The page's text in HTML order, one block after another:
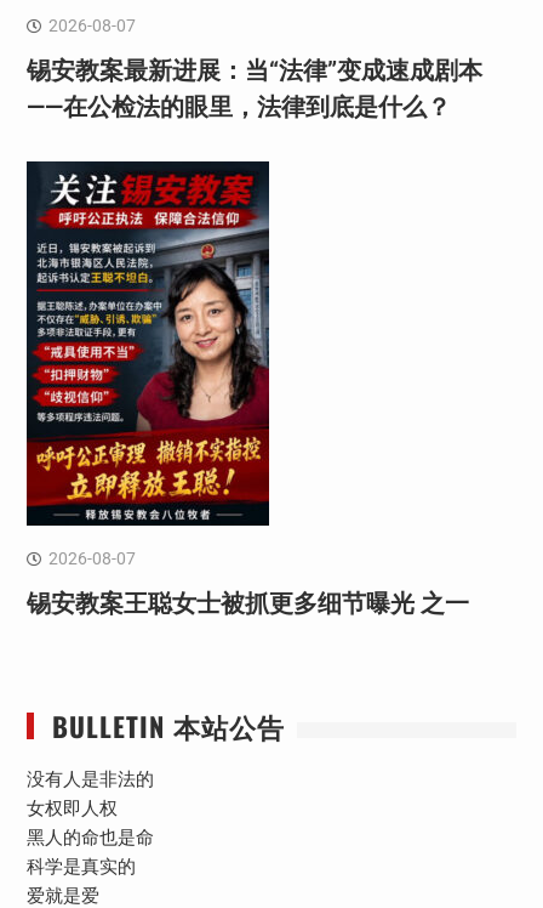
2026-08-07
锡安教案最新进展：当“法律”变成速成剧本
——在公检法的眼里，法律到底是什么？
2026-08-07
锡安教案王聪女士被抓更多细节曝光 之一
BULLETIN 本站公告
没有人是非法的
女权即人权
黑人的命也是命
科学是真实的
爱就是爱